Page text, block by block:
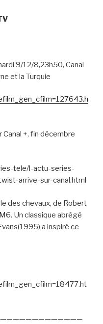
9/12/8,23h50, Canal
et la Turquie
+, fin décembre
tele/l-actu-series-
arrive-sur-canal.html
des chevaux, de Robert
Un classique abrégé
a inspiré ce